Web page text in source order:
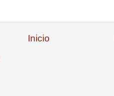
Inicio